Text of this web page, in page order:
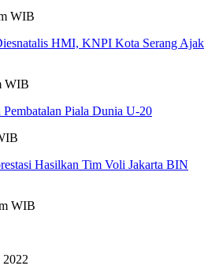
WIB
HMI, KNPI Kota Serang Ajak
WIB
Piala Dunia U-20
Hasilkan Tim Voli Jakarta BIN
WIB